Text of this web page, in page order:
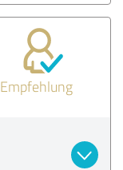
Empfehlung